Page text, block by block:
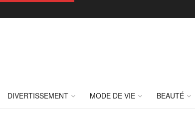
DIVERTISSEMENT MODE DE VIE BEAUTÉ